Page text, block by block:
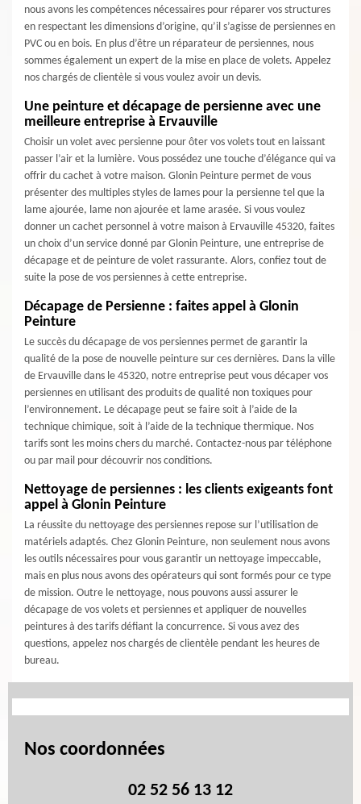
nous avons les compétences nécessaires pour réparer vos structures
en respectant les dimensions d’origine, qu’il s’agisse de persiennes en
PVC ou en bois. En plus d’être un réparateur de persiennes, nous
sommes également un expert de la mise en place de volets. Appelez
nos chargés de clientèle si vous voulez avoir un devis.
Une peinture et décapage de persienne avec une
meilleure entreprise à Ervauville
Choisir un volet avec persienne pour ôter vos volets tout en laissant
passer l’air et la lumière. Vous possédez une touche d’élégance qui va
offrir du cachet à votre maison. Glonin Peinture permet de vous
présenter des multiples styles de lames pour la persienne tel que la
lame ajourée, lame non ajourée et lame arasée. Si vous voulez
donner un cachet personnel à votre maison à Ervauville 45320, faites
un choix d’un service donné par Glonin Peinture, une entreprise de
décapage et de peinture de volet rassurante. Alors, confiez tout de
suite la pose de vos persiennes à cette entreprise.
Décapage de Persienne : faites appel à Glonin
Peinture
Le succès du décapage de vos persiennes permet de garantir la
qualité de la pose de nouvelle peinture sur ces dernières. Dans la ville
de Ervauville dans le 45320, notre entreprise peut vous décaper vos
persiennes en utilisant des produits de qualité non toxiques pour
l’environnement. Le décapage peut se faire soit à l’aide de la
technique chimique, soit à l’aide de la technique thermique. Nos
tarifs sont les moins chers du marché. Contactez-nous par téléphone
ou par mail pour découvrir nos conditions.
Nettoyage de persiennes : les clients exigeants font
appel à Glonin Peinture
La réussite du nettoyage des persiennes repose sur l’utilisation de
matériels adaptés. Chez Glonin Peinture, non seulement nous avons
les outils nécessaires pour vous garantir un nettoyage impeccable,
mais en plus nous avons des opérateurs qui sont formés pour ce type
de mission. Outre le nettoyage, nous pouvons aussi assurer le
décapage de vos volets et persiennes et appliquer de nouvelles
peintures à des tarifs défiant la concurrence. Si vous avez des
questions, appelez nos chargés de clientèle pendant les heures de
bureau.
Nos coordonnées
02 52 56 13 12